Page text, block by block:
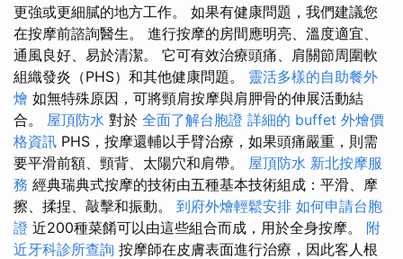
更強或更細膩的地方工作。 如果有健康問題，我們建議您
在按摩前諮詢醫生。 進行按摩的房間應明亮、溫度適宜、
通風良好、易於清潔。 它可有效治療頭痛、肩關節周圍軟
組織發炎（PHS）和其他健康問題。 靈活多樣的自助餐外
燴 如無特殊原因，可將頸肩按摩與肩胛骨的伸展活動結
合。 屋頂防水 對於 全面了解台胞證 詳細的 buffet 外燴價
格資訊 PHS，按摩還輔以手臂治療，如果頭痛嚴重，則需
要平滑前額、頸背、太陽穴和肩帶。 屋頂防水 新北按摩服
務 經典瑞典式按摩的技術由五種基本技術組成：平滑、摩
擦、揉捏、敲擊和振動。 到府外燴輕鬆安排 如何申請台胞
證 近200種菜餚可以由這些組合而成，用於全身按摩。 附
近牙科診所查詢 按摩師在皮膚表面進行治療，因此客人根